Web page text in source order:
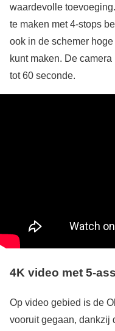
waardevolle
te maken met 4-stops
ook in de schemer
kunt maken. De
tot 60 seconde.
4K video met 5-
Op video gebied is de
vooruit gegaan, dankzij